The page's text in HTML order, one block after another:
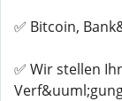
✅ Bitcoin,
✅ Wir stellen